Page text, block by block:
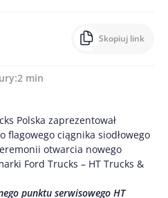
Skopiuj link
2 min
Polska zaprezentował
flagowego ciągnika siodłowego
otwarcia nowego
Ford Trucks – HT Trucks &
punktu serwisowego HT